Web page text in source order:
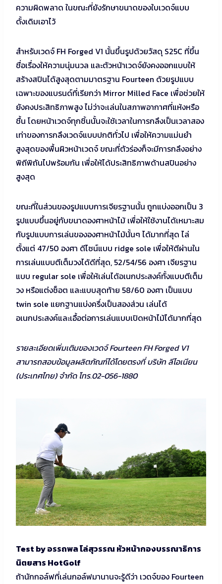
ความผิดพลาด ในขณะที่ยังรักษาขนาดของใบเวดจ์แบบ
ดั้งเดิมเอาไว้
สำหรับเวดจ์ FH Forged V1 นั้นขึ้นรูปด้วยวัสดุ S25C ที่ขึ้น
ชื่อเรื่องให้ความนุ่มนวล และตัวหน้าเวดจ์ยังคงออกแบบให้
สร้างสปินได้สูงสุดตามมาตรฐาน Fourteen ด้วยรูปแบบ
เฉพาะของแบรนด์ที่เรียกว่า Mirror Milled Face เพื่อช่วยให้
ยังคงประสิทธิภาพสูง ไม่ว่าจะเล่นในสภาพอากาศที่แห้งหรือ
ชื้น โดยหน้าเวดจ์ทุกชิ้นนั้นจะใช้เวลาในการกลึงเป็นเวลาสอง
เท่าของการกลึงเวดจ์แบบปกติทั่วไป เพื่อให้ความแม่นยำ
สูงสุดของพื้นผิวหน้าเวดจ์ ขณะที่ตัวร่องก็จะมีการกลึงอย่าง
พิถีพิถันไปพร้อมกัน เพื่อให้ได้ประสิทธิภาพด้านสปินอย่าง
สูงสุด
ขณะที่ในส่วนของรูปแบบการเจียรฐานนั้น ถูกแบ่งออกเป็น 3
รูปแบบขึ้นอยู่กับขนาดองศาหน้าไม้ เพื่อให้ใช้งานได้เหมาะสม
กับรูปแบบการเล่นขององศาหน้าไม้นั้นๆ ได้มากที่สุด ไล่
ตั้งแต่ 47/50 องศา ดีไซน์แบบ ridge sole เพื่อให้ตีผ่านใน
การเล่นแบบตีเต็มวงได้ดีที่สุด, 52/54/56 องศา เจียรฐาน
แบบ regular sole เพื่อให้เล่นได้อเนกประสงค์ทั้งแบบตีเต็ม
วง หรือแต่งช็อต และแบบสุดท้าย 58/60 องศา เป็นแบบ
twin sole แยกฐานแบ่งครึ่งเป็นสองส่วน เล่นได้
อเนกประสงค์และเอื้อต่อการเล่นแบบเปิดหน้าไม้ได้มากที่สุด
รายละเอียดเพิ่มเติมของเวดจ์ Fourteen FH Forged V1
สามารถสอบข้อมูลผลิตภัณฑ์ได้โดยตรงที่ บริษัท ลีโอเนียน
(ประเทศไทย) จำกัด โทร.02-056-1880
Test by อรรถพล โล่สุวรรณ หัวหน้ากองบรรณาธิการ
นิตยสาร HotGolf
ถ้านักกอล์ฟที่เล่นกอล์ฟมานานจะรู้ดีว่า เวดจ์ของ Fourteen